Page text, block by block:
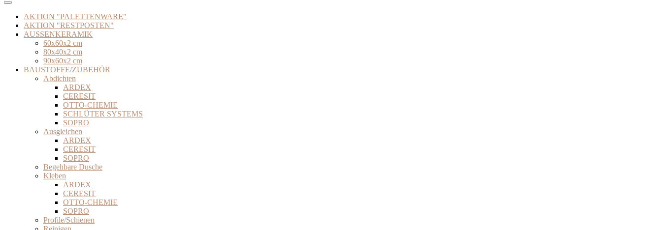
AKTION "PALETTENWARE"
AKTION "RESTPOSTEN"
AUSSENKERAMIK
60x60x2 cm
80x40x2 cm
90x60x2 cm
BAUSTOFFE/ZUBEHÖR
Abdichten
ARDEX
CERESIT
OTTO-CHEMIE
SCHLÜTER SYSTEMS
SOPRO
Ausgleichen
ARDEX
CERESIT
SOPRO
Begehbare Dusche
Kleben
ARDEX
CERESIT
OTTO-CHEMIE
SOPRO
Profile/Schienen